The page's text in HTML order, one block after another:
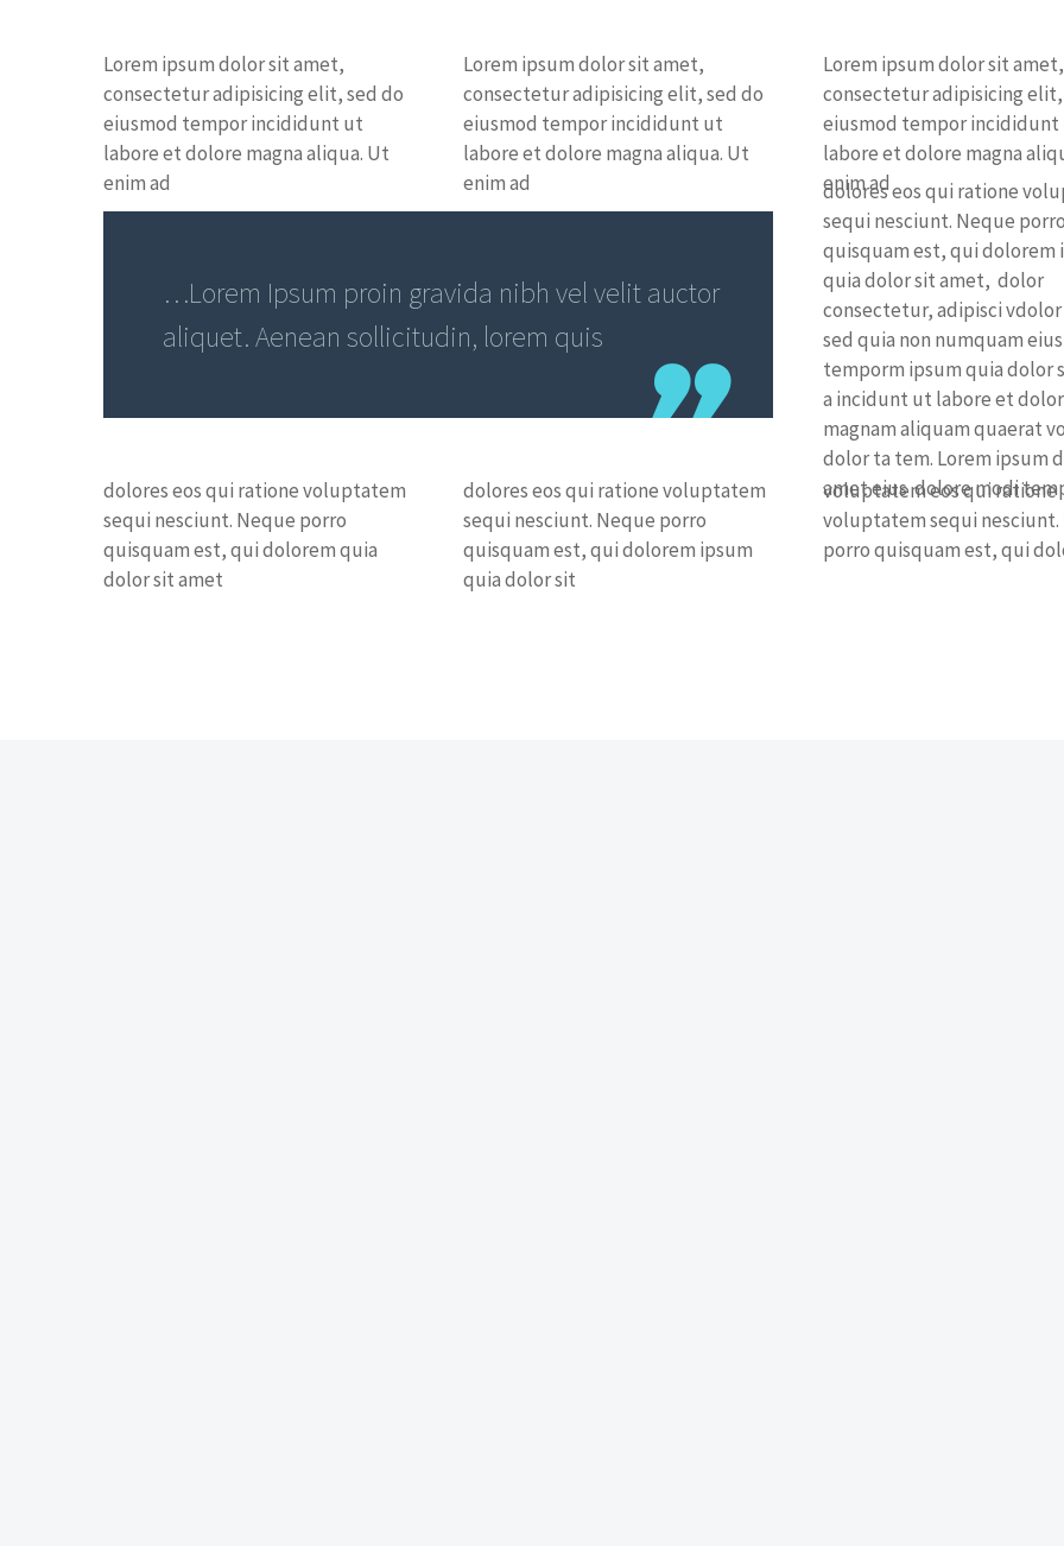
Lorem ipsum dolor sit amet,
consectetur adipisicing elit, sed do
eiusmod tempor incididunt ut
labore et dolore magna aliqua. Ut
enim ad
Lorem ipsum dolor sit amet,
consectetur adipisicing elit, sed do
eiusmod tempor incididunt ut
labore et dolore magna aliqua. Ut
enim ad
Lorem ipsum dolor sit amet,
consectetur adipisicing elit,
eiusmod tempor incididunt
labore et dolore magna
enim ad
…Lorem Ipsum proin gravida nibh vel velit auctor
aliquet. Aenean sollicitudin, lorem quis
dolores eos qui ratione
sequi nesciunt. Neque porro
quisquam est, qui dolorem
quia dolor sit amet, dolor
consectetur, adipisci
sed quia non numquam
temporm ipsum quia dolor
a incidunt ut labore et
magnam aliquam quaerat
dolor ta tem. Lorem ipsum
amet eius dolore modi
dolores eos qui ratione voluptatem
sequi nesciunt. Neque porro
quisquam est, qui dolorem quia
dolor sit amet
dolores eos qui ratione voluptatem
sequi nesciunt. Neque porro
quisquam est, qui dolorem ipsum
quia dolor sit
voluptatem eos qui ratione
voluptatem sequi nesciunt.
porro quisquam est, qui